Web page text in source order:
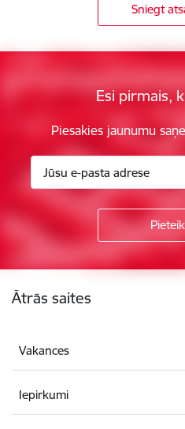
Sniegt
Esi pirmais,
Piesakies jaunumu
Ātrās saites
Vakances
Iepirkumi